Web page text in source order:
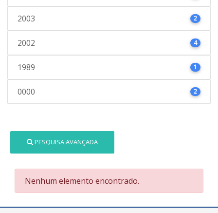
2003 2
2002 4
1989 1
0000 2
PESQUISA AVANÇADA
Nenhum elemento encontrado.